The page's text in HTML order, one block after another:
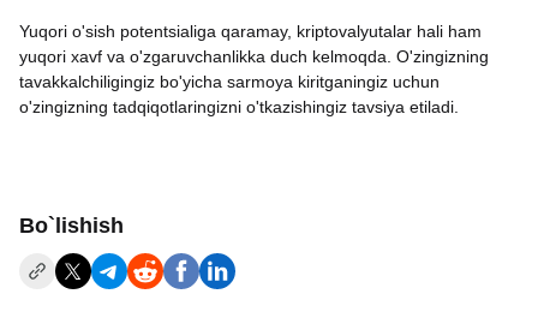
Yuqori o'sish potentsialiga qaramay, kriptovalyutalar hali ham
yuqori xavf va o'zgaruvchanlikka duch kelmoqda. O'zingizning
tavakkalchiligingiz bo'yicha sarmoya kiritganingiz uchun
o'zingizning tadqiqotlaringizni o'tkazishingiz tavsiya etiladi.
Bo`lishish